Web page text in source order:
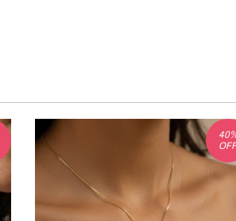
40
OFF